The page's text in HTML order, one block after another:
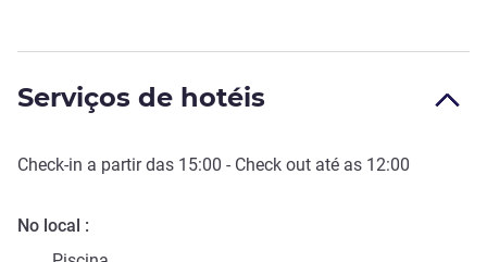
Serviços de hotéis
Check-in a partir das 15:00 - Check out até as 12:00
No local